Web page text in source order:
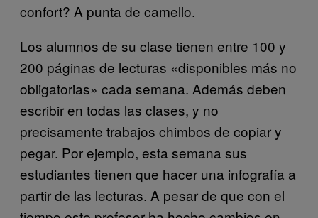
confort? A punta de camello.
Los alumnos de su clase tienen entre 100 y
200 páginas de lecturas «disponibles más no
obligatorias» cada semana. Además deben
escribir en todas las clases, y no
precisamente trabajos chimbos de copiar y
pegar. Por ejemplo, esta semana sus
estudiantes tienen que hacer una infografía a
partir de las lecturas. A pesar de que con el